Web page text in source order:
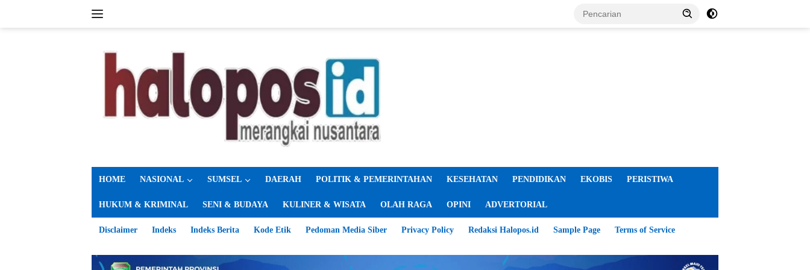
HOME NASIONAL SUMSEL DAERAH POLITIK & PEMERINTAHAN KESEHATAN PENDIDIKAN EKOBIS PERISTIWA
HUKUM & KRIMINAL SENI & BUDAYA KULINER & WISATA OLAH RAGA OPINI ADVERTORIAL
Disclaimer Indeks Indeks Berita Kode Etik Pedoman Media Siber Privacy Policy Redaksi Halopos.id Sample Page Terms of Service